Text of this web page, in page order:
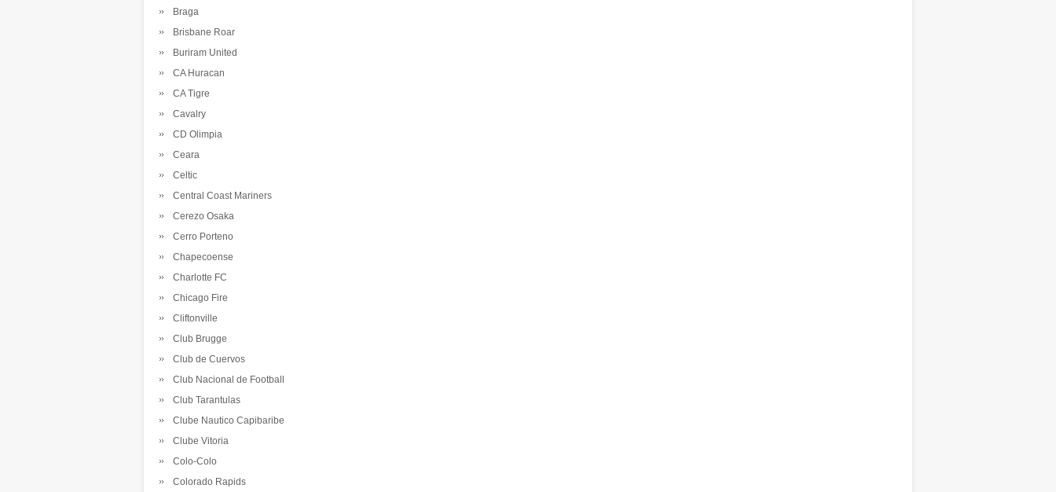
Braga
Brisbane Roar
Buriram United
CA Huracan
CA Tigre
Cavalry
CD Olimpia
Ceara
Celtic
Central Coast Mariners
Cerezo Osaka
Cerro Porteno
Chapecoense
Charlotte FC
Chicago Fire
Cliftonville
Club Brugge
Club de Cuervos
Club Nacional de Football
Club Tarantulas
Clube Nautico Capibaribe
Clube Vitoria
Colo-Colo
Colorado Rapids